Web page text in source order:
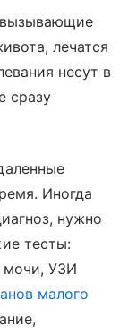
вызывающие
лечатся
несут в
сразу
Иногда
нужно
тесты:
мочи, УЗИ
малого